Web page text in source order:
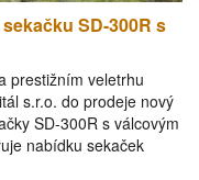
SD-300R s
prestižním veletrhu
s.r.o. do prodeje nový
SD-300R s válcovým
nabídku sekaček